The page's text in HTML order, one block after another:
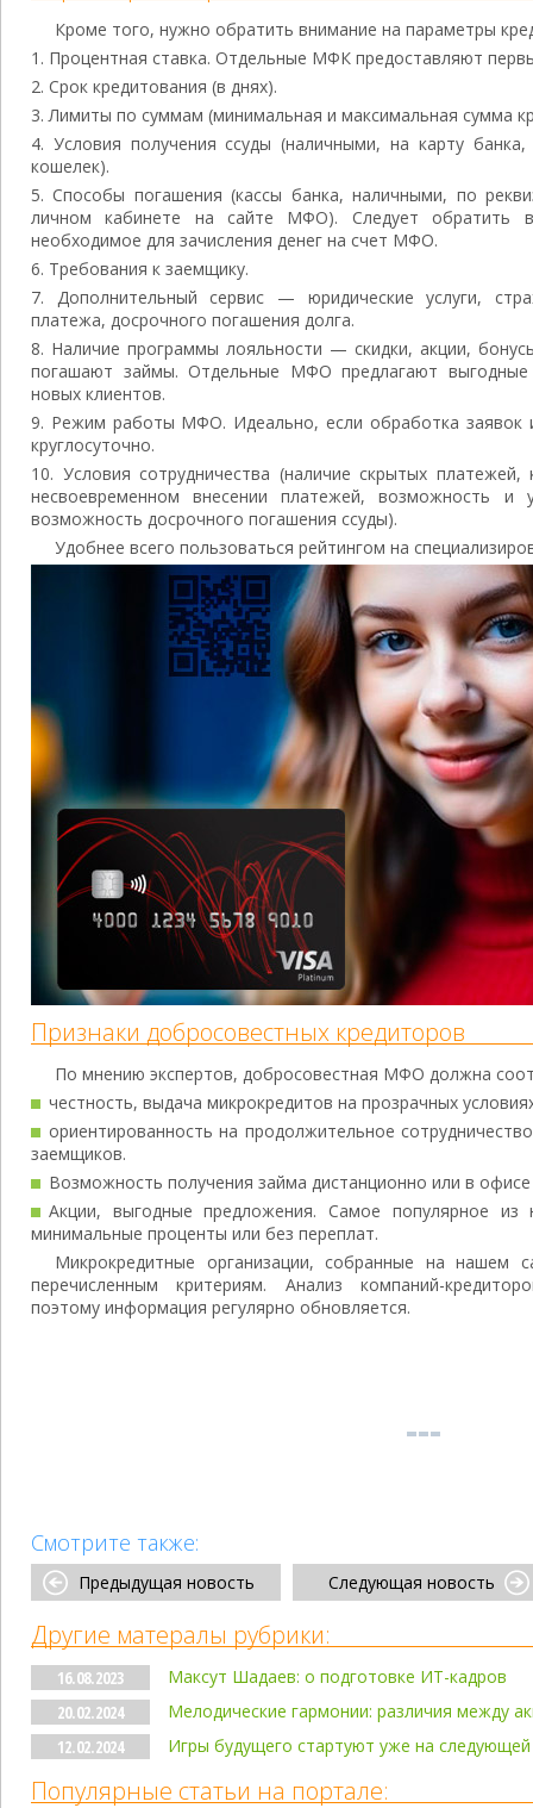
Кроме того, нужно обратить внимание на параметры
Процентная ставка. Отдельные МФК предоставляют
Срок кредитования (в днях).
Лимиты по суммам (минимальная и максимальная сумма
Условия получения ссуды (наличными, на карту
кошелек).
Способы погашения (кассы банка, наличными, по
личном кабинете на сайте МФО). Следует обратить
необходимое для зачисления денег на счет МФО.
Требования к заемщику.
Дополнительный сервис — юридические услуги,
платежа, досрочного погашения долга.
Наличие программы лояльности — скидки, акции,
погашают займы. Отдельные МФО предлагают выгодные
новых клиентов.
Режим работы МФО. Идеально, если обработка заявок
круглосуточно.
Условия сотрудничества (наличие скрытых
несвоевременном внесении платежей, возможность и
возможность досрочного погашения ссуды).
Удобнее всего пользоваться рейтингом на
Признаки добросовестных кредиторов
По мнению экспертов, добросовестная МФО должна
честность, выдача микрокредитов на прозрачных
ориентированность на продолжительное
заемщиков.
Возможность получения займа дистанционно или в
Акции, выгодные предложения. Самое популярное
минимальные проценты или без переплат.
Микрокредитные организации, собранные на нашем
перечисленным критериям. Анализ компаний-
поэтому информация регулярно обновляется.
Смотрите также:
Предыдущая новость Следующая новость
Другие матералы рубрики:
16.08.2023
Максут Шадаев: о подготовке ИТ-кадров
20.02.2024
Мелодические гармонии: различия между
12.02.2024
Игры будущего стартуют уже на
Популярные статьи на портале: